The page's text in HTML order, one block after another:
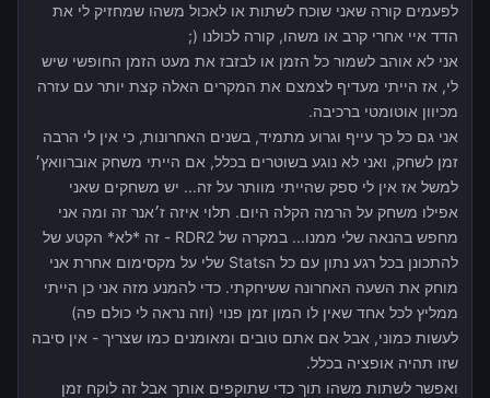
לפעמים קורה שאני שוכח לשתות או לאכול משהו שמחזיק לי את
הדד איי אחרי קרב או משהו, קורה לכולנו (;
אני לא אוהב לשמור כל הזמן או לבזבז את מעט הזמן החופשי שיש
לי, אז הייתי מעדיף לצמצם את המקרים האלה קצת יותר עם עזרה
מכיוון אוטומטי ברכיבה.
אני גם כל כך עייף וגרוע מתמיד, בשנים האחרונות, כי אין לי הרבה
זמן לשחק, ואני לא נוגע בשוטרים בכלל, אם הייתי משחק אוברוואץ׳
למשל אז אין לי ספק שהייתי מוותר על זה... יש משחקים שאני
אפילו משחק על הרמה הקלה היום. תלוי איזה ז׳אנר זה ומה אני
מחפש בהנאה שלי ממנו... במקרה של RDR2 - זה *לא* הקטע של
להתכונן בכל רגע נתון עם כל הStats שלי על מקסימום אחרת אני
מוחק את השעה האחרונה ששיחקתי. כדי להמנע מזה אני כן הייתי
ממליץ לכל אחד שאין לו המון זמן פנוי (וזה נראה לי כולם פה)
לעשות כמוני, אבל אם אתם טובים ומאומנים כמו שצריך - אין סיבה
שזו תהיה אופציה בכלל.
ואפשר לשתות משהו תוך כדי שתוקפים אותך אבל זה לוקח זמן